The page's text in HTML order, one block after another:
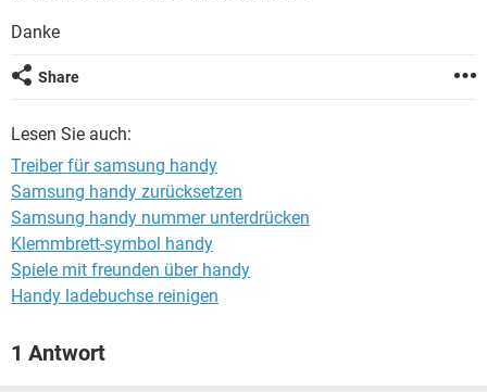
Danke
Share
Lesen Sie auch:
Treiber für samsung handy
Samsung handy zurücksetzen
Samsung handy nummer unterdrücken
Klemmbrett-symbol handy
Spiele mit freunden über handy
Handy ladebuchse reinigen
1 Antwort